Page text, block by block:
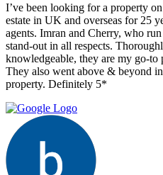
I’ve been looking for a property
estate in UK and overseas for 25
agents. Imran and Cherry, who
stand-out in all respects.
knowledgeable, they are my go-to
They also went above & beyond
property. Definitely 5*